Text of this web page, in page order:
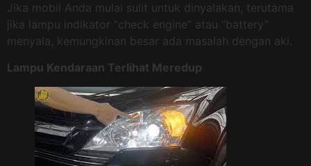
Jika mobil Anda mulai sulit untuk dinyalakan, terutama
jika lampu indikator “check engine” atau “battery”
menyala, kemungkinan besar ada masalah dengan aki.
Lampu Kendaraan Terlihat Meredup